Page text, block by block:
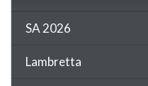
SA 2026
Lambretta